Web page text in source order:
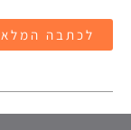
לכתבה